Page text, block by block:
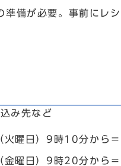
備が必要。事前にレ
み先など
曜日）9時10分から
曜日）9時20分から